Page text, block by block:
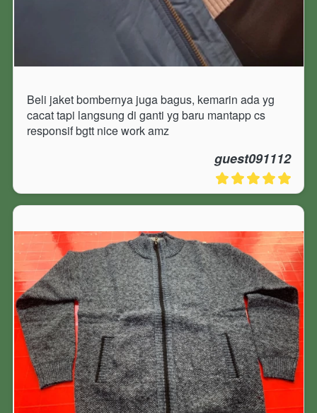
Beli jaket bombernya juga bagus, kemarin ada yg
cacat tapi langsung di ganti yg baru mantapp cs
responsif bgtt nice work amz
guest091112